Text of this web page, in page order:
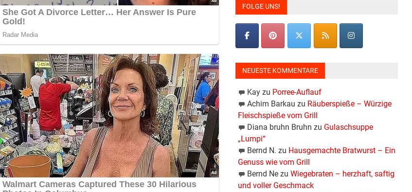
FOLGE UNS!
NEUESTE KOMMENTARE
Kayzu Porree-Auflauf
Achim Barkau zu Räuberspieße – Würzige
Fleischspieße vom Grill
Diana bruhn Bruhn zu Gulaschsuppe
„Lumpi“
Bernd N. zu Hausgemachte Bratwurst – Ein
Genuss wie vom Grill
Bernd Nezu Wiegebraten – herzhaft, saftig
und voller Geschmack